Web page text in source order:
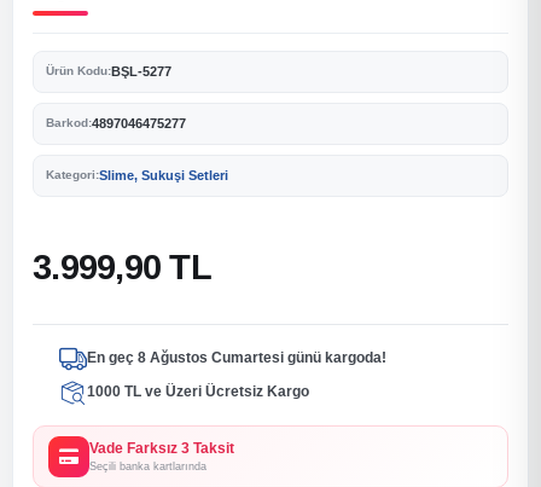
Ürün Kodu:BŞL-5277
Barkod:4897046475277
Kategori:Slime, Sukuşi Setleri
3.999,90 TL
En geç 8 Ağustos Cumartesi günü kargoda!
1000 TL ve Üzeri Ücretsiz Kargo
Vade Farksız 3 Taksit
Seçili banka kartlarında